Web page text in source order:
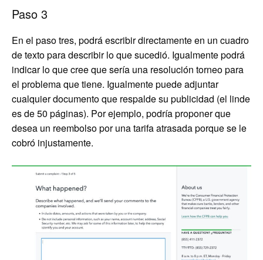
Paso 3
En el paso tres, podrá escribir directamente en un cuadro
de texto para describir lo que sucedió. Igualmente podrá
indicar lo que cree que sería una resolución torneo para
el problema que tiene. Igualmente puede adjuntar
cualquier documento que respalde su publicidad (el linde
es de 50 páginas). Por ejemplo, podría proponer que
desea un reembolso por una tarifa atrasada porque se le
cobró injustamente.